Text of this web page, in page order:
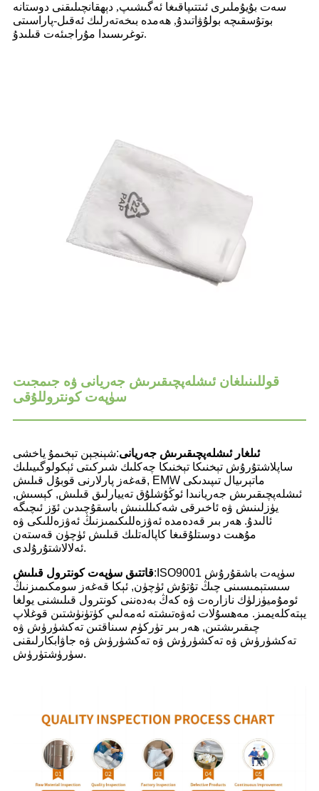
سەت بۇيۇملىرى ئىتتىپاقىغا ئەگىشىپ, دېھقانچىلىقنى دوستانە
بوتۇسقىچە بولۇۋاتىدۇ, ھەمدە بىخەتەرلىك ئەقىل-پاراسىتى
توغرىسىدا مۇراجىئەت قىلىدۇ.
قوللىنىلغان ئىشلەپچىقىرىش جەريانى ۋە جىمجىت
سۈپەت كونتروللۇقى
ئىلغار ئىشلەپچىقىرىش جەريانى:شېنجېن تېخىمۇ ياخشى
ساپلاشتۇرۇش تېخنىكا تېخنىكا چەكلىك شىركىتى ئېكولوگىيىلىك
قەغەز پارلارنى قوبۇل قىلىش, EMW ماتېرىيال تىپىدىكى
ئىشلەپچىقىرىش جەريانىدا ئوڭۇشلۇق تەييارلىق قىلىش, كېسىش,
يۈزلىنىش ۋە ئاخىرقى شەكىللىنىش باسقۇچىدىن ئۆز ئىچىگە
ئالىدۇ. ھەر بىر قەدەمدە ئەۋزەللىكىمىزنىڭ ئەۋزەللىكى ۋە
مۇھىت دوستلۇقىغا كاپالەتلىك قىلىش ئۈچۈن قەستەن
ئەلالاشتۇرۇلدى.
قاتتىق سۈپەت كونترول قىلىش: ISO9001 سۈپەت باشقۇرۇش
سىستېمىسىنى چىڭ تۇتۇش ئۈچۈن, ئېكا قەغەز سومكىمىزنىڭ
ئومۇميۈزلۈك نازارەت ۋە كەڭ بەدەننى كونترول قىلىشنى يولغا
يېتەكلەيمىز. مەھسۇلات ئەۋەتىشتە ئەمەلىي كۈتۈنۈشتىن قوغلاپ
چىقىرىشتىن, ھەر بىر تۈركۈم سىناقتىن تەكشۈرۈش ۋە
تەكشۈرۈش ۋە تەكشۈرۈش ۋە تەكشۈرۈش ۋە جاۋابكارلىقنى
سۈرۈشتۈرۈش.